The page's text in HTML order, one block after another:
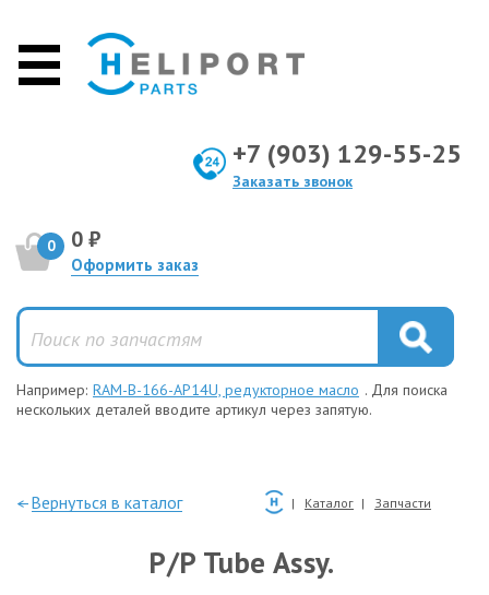
+7 (903) 129-55-25
Заказать звонок
0 0 ₽
Оформить заказ
Например: RAM-B-166-AP14U, редукторное масло . Для поиска
нескольких деталей вводите артикул через запятую.
—Вернуться в каталог Каталог Запчасти
P/P Tube Assy.